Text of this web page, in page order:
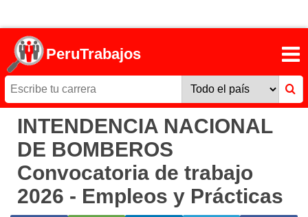
PeruTrabajos
INTENDENCIA NACIONAL
DE BOMBEROS
Convocatoria de trabajo
2026 - Empleos y Prácticas